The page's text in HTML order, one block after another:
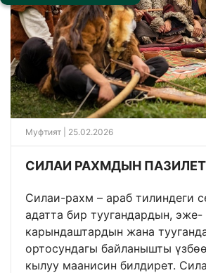
Муфтият | 25.02.2026
СИЛАИ РАХМДЫН
Силаи-рахм – араб тилиндеги
адатта бир туугандардын, эже-
карындаштардын жана
ортосундагы байланышты
кылуу маанисин билдирет.